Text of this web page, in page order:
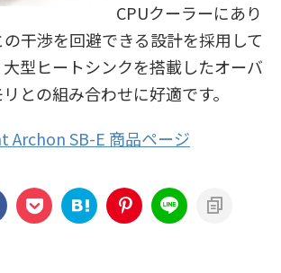
CPUクーラーにあり
干渉を回避できる設計を採用して
型ヒートシンクを搭載したオーバ
との組み合わせに好適です。
SB-E 商品ページ